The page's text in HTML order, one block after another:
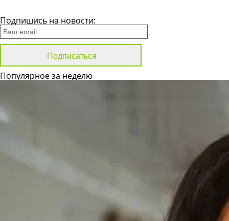
Подпишись на новости:
Популярное за неделю